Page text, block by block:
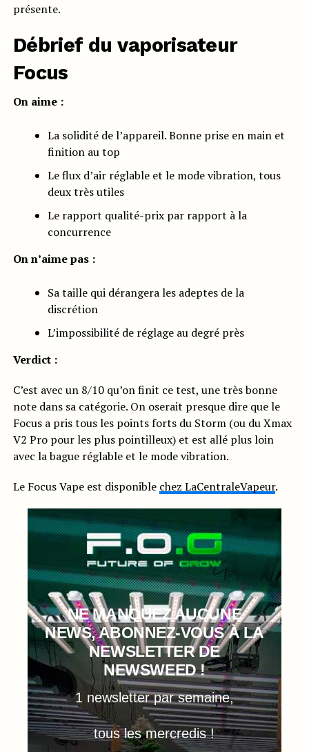
présente.
Débrief du vaporisateur
Focus
On aime :
La solidité de l’appareil. Bonne prise en main et
finition au top
Le flux d’air réglable et le mode vibration, tous
deux très utiles
Le rapport qualité-prix par rapport à la
concurrence
On n’aime pas :
Sa taille qui dérangera les adeptes de la
discrétion
L’impossibilité de réglage au degré près
Verdict :
C’est avec un 8/10 qu’on finit ce test, une très bonne
note dans sa catégorie. On oserait presque dire que le
Focus a pris tous les points forts du Storm (ou du Xmax
V2 Pro pour les plus pointilleux) et est allé plus loin
avec la bague réglable et le mode vibration.
Le Focus Vape est disponible chez LaCentraleVapeur.
NE MANQUEZ AUCUNE
NEWS, ABONNEZ-VOUS À LA
NEWSLETTER DE
NEWSWEED !
1 newsletter par semaine,
tous les mercredis !